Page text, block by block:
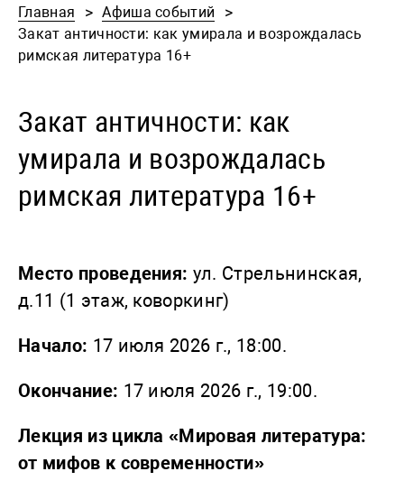
Главная
Афиша событий
Закат античности: как умирала и возрождалась
римская литература 16+
Закат античности: как
умирала и возрождалась
римская литература 16+
Место проведения: ул. Стрельнинская,
д.11 (1 этаж, коворкинг)
Начало: 17 июля 2026 г., 18:00.
Окончание: 17 июля 2026 г., 19:00.
Лекция из цикла «Мировая литература:
от мифов к современности»